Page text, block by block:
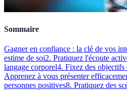
Sommaire
Gagner en confiance : la clé de vos
estime de soi2. Pratiquez l'écoute
langage corporel4. Fixez des objectifs
Apprenez à vous présenter
personnes positives8. Pratiquez des